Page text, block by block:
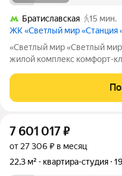
Братиславская
15 мин.
ЖК «Светлый мир «Станция
«Светлый мир «Светлый мир
жилой комплекс комфорт-
благоустроенные дворы
комплексы, спортивные
7 601 017₽
от 27 306 ₽ в месяц
22,3 м²
квартира-студия